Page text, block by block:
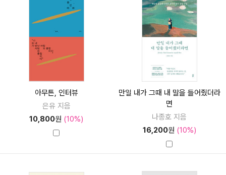
아무튼, 인터뷰
은유 지음
10,800원 (10%)
만일 내가 그때 내 말을 들어줬더라
면
나종호 지음
16,200원 (10%)